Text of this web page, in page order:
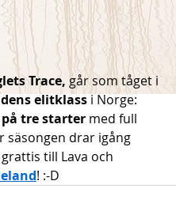
Trace, går som tåget i
elitklass i Norge:
på tre starter med full
säsongen drar igång
till Lava och
! :-D